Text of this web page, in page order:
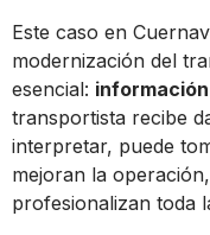
Este caso en
modernización del
esencial:
transportista recibe
interpretar, puede
mejoran la
profesionalizan toda